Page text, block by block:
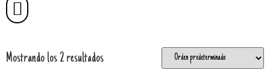
Mostrando los 2 resultados